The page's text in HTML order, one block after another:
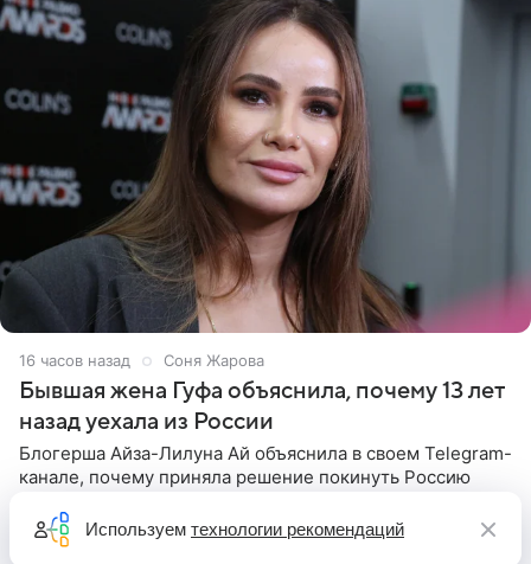
16 часов назад Соня Жарова
Бывшая жена Гуфа объяснила, почему 13 лет
назад уехала из России
Блогерша Айза-Лилуна Ай объяснила в своем Telegram-
канале, почему приняла решение покинуть Россию
причин переезда на Бали стало желание оградить
старшего сына от
Используем технологии рекомендаций